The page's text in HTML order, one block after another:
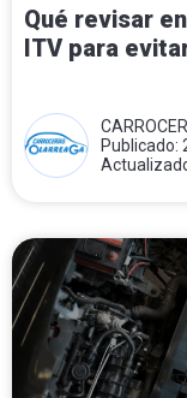
Qué revisar
ITV para